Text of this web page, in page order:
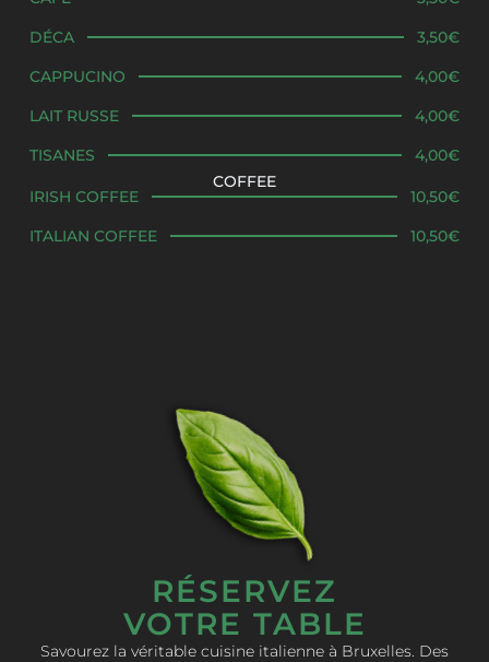
DÉCA
3,50€
CAPPUCINO
4,00€
LAIT RUSSE
4,00€
TISANES
4,00€
COFFEE
IRISH COFFEE
10,50€
ITALIAN COFFEE
10,50€
RÉSERVEZ
VOTRE TABLE
Savourez la véritable cuisine italienne à Bruxelles. Des